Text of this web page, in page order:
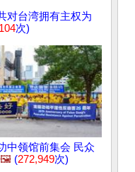
对台湾拥有主权为
次)
中领馆前集会 民众
🖼️ (272,949次)